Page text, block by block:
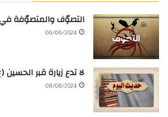
التصوّف والمتصوّفة في
06/06/2024
لا تدع زيارة قبر الحسين
08/08/2024